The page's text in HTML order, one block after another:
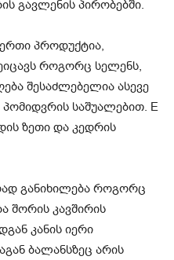
გავლენის პირობებში.
პროდუქტია,
როგორც სელენს,
შესაძლებელია ასევე
პომიდვრის საშუალებით. E
ზეთი და კედრის
განიხილება როგორც
შორის კავშირის
კანის იერი
ბალანსზეც არის